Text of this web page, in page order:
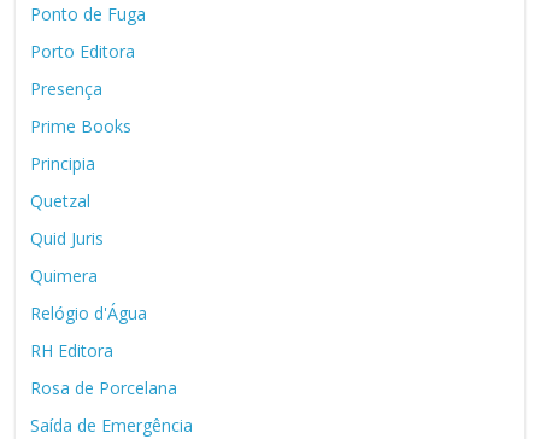
Ponto de Fuga
Porto Editora
Presença
Prime Books
Principia
Quetzal
Quid Juris
Quimera
Relógio d'Água
RH Editora
Rosa de Porcelana
Saída de Emergência